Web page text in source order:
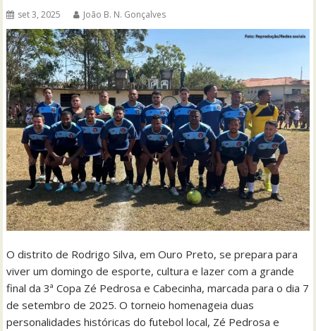
set 3, 2025 João B. N. Gonçalves
O distrito de Rodrigo Silva, em Ouro Preto, se prepara para
viver um domingo de esporte, cultura e lazer com a grande
final da 3ª Copa Zé Pedrosa e Cabecinha, marcada para o dia 7
de setembro de 2025. O torneio homenageia duas
personalidades históricas do futebol local, Zé Pedrosa e